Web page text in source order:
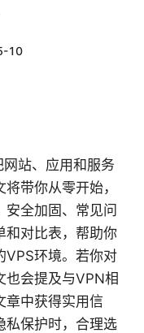
10
站、应用和服务
带你从零开始，
安全加固、常见问
和对比表，帮助你
VPS环境。若你对
也会提及与VPN相
章中获得实用信
私保护时，合理选